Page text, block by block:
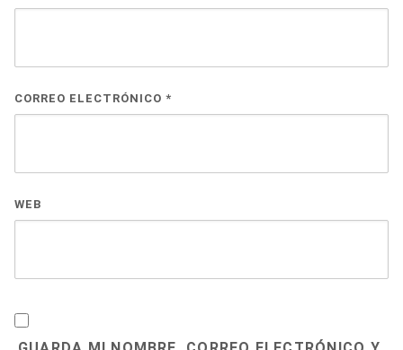
CORREO ELECTRÓNICO *
WEB